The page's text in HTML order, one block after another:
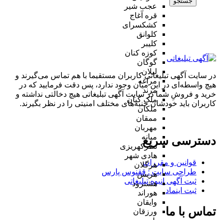
عجب شیر
قره آغاج
کشکسرای
کلوانق
کلیبر
کوزه کنان
گوگان
لیلان
مراغه
مرند
ملک کیان
ملکان
ممقان
مهربان
میانه
نظرکهریزی
هادی شهر
هرگلان
هریس
هشترود
هوراند
وایقان
ورزقان
در سایت آگهی تبلیغاتی کاربران مستقیما با هم تماس می‌گیرند و
هیچ واسطه‌ای در این میان وجود ندارد، پس دقت فرمایید که در
خرید و فروشِ شما در سایت آگهی تبلیغاتی هیچ دخالتی نداشته و
کاربران باید خودشان جنبه‌های مختلف امنیتی را در نظر بگیرند.
دسترسی سریع
قوانین و مقررات
طراحی سایت : ققنوس پارس
ثبت آگهی انبوه تبلیغاتی
ثبت اینماد
تماس با ما